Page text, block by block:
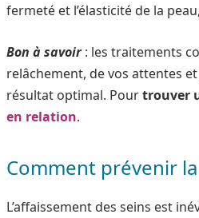
fermeté et l’élasticité de la
Bon à savoir : les traitements
relâchement, de vos attentes
résultat optimal. Pourtrouver
en relation.
Comment prévenir
L’affaissement des seins est